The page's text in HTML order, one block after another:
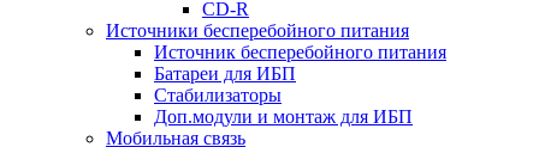
CD-R
Источники бесперебойного питания
Источник бесперебойного питания
Батареи для ИБП
Стабилизаторы
Доп.модули и монтаж для ИБП
Мобильная связь